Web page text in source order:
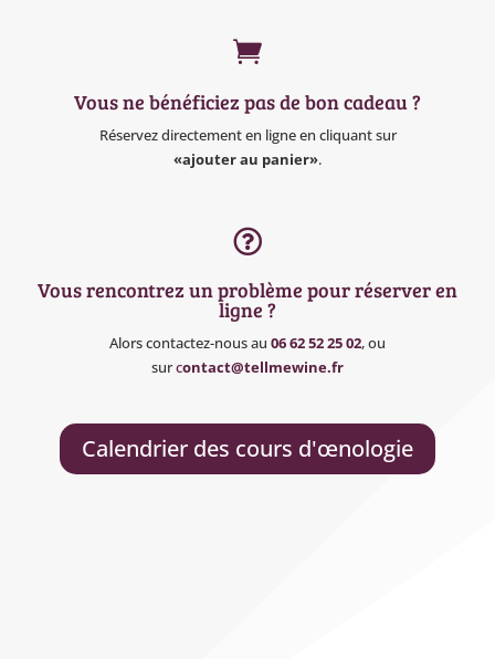

Vous ne bénéficiez pas de bon cadeau ?
Réservez directement en ligne en cliquant sur
«ajouter au panier».

Vous rencontrez un problème pour réserver en
ligne ?
Alors contactez-nous au 06 62 52 25 02, ou
surcontact@tellmewine.fr
Calendrier des cours d'œnologie